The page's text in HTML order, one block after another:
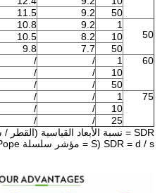
50
9.2
11.5
50
1
9.2
10.8
10
8.2
10.5
50
7.7
9.8
60
1
/
/
10
/
/
50
/
/
75
1
/
/
10
/
/
25
/
/
SDR = نسبة الأبعاد القياسية (القطر / سمك الجدار)
SDR = d / s (S = مؤشر سلسلة Pope من ISO 4065)